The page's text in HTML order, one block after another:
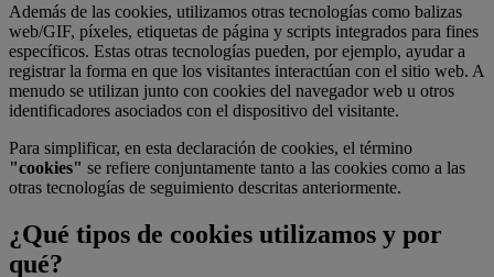
Además de las cookies, utilizamos otras tecnologías como balizas
web/GIF, píxeles, etiquetas de página y scripts integrados para fines
específicos. Estas otras tecnologías pueden, por ejemplo, ayudar a
registrar la forma en que los visitantes interactúan con el sitio web. A
menudo se utilizan junto con cookies del navegador web u otros
identificadores asociados con el dispositivo del visitante.
Para simplificar, en esta declaración de cookies, el término
"cookies" se refiere conjuntamente tanto a las cookies como a las
otras tecnologías de seguimiento descritas anteriormente.
¿Qué tipos de cookies utilizamos y por
qué?